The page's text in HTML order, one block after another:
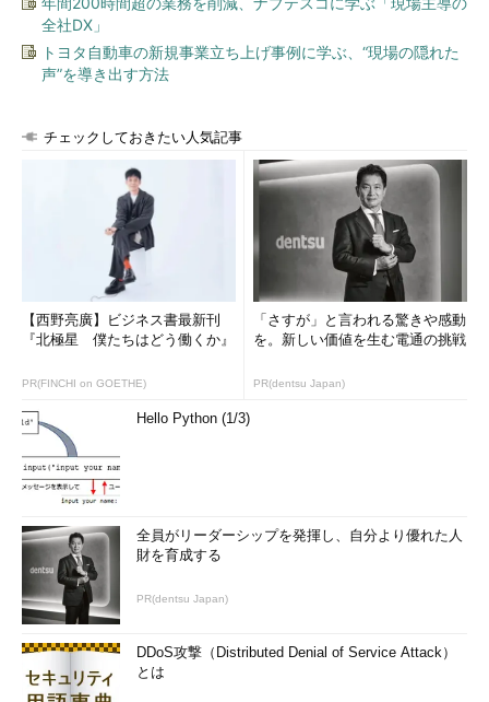
全社DX」
トヨタ自動車の新規事業立ち上げ事例に学ぶ、“現場の隠れた
声”を導き出す方法
チェックしておきたい人気記事
【西野亮廣】ビジネス書最新刊
『北極星 僕たちはどう働くか』
PR(FINCHI on GOETHE)
「さすが」と言われる驚きや感動
を。新しい価値を生む電通の挑戦
PR(dentsu Japan)
Hello Python (1/3)
全員がリーダーシップを発揮し、自分より優れた人
財を育成する
PR(dentsu Japan)
DDoS攻撃（Distributed Denial of Service Attack）
とは